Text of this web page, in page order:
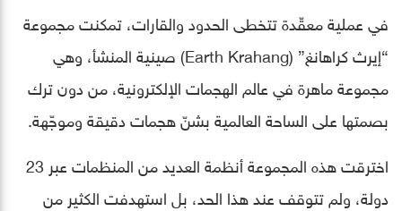
في عملية معقّدة تتخطى الحدود والقارات، تمكنت مجموعة
“إيرث كراهانغ” (Earth Krahang) صينية المنشأ، وهي
مجموعة ماهرة في عالم الهجمات الإلكترونية، من دون ترك
بصمتها على الساحة العالمية بشنّ هجمات دقيقة وموجّهة.
اخترقت هذه المجموعة أنظمة العديد من المنظمات عبر 23
دولة، ولم تتوقف عند هذا الحد، بل استهدفت الكثير من